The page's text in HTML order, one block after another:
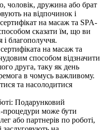
чоловік, дружина або брат
на відпочинок і
на масаж та SPA-
сказати їм, що ви
і благополуччя.
на масаж та
способом відзначити
друга, таку як день
в чомусь важливому.
та насолодитися
Подарунковий
процедури може бути
або партнерів по роботі,